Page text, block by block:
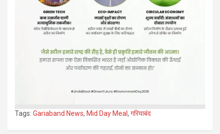
Tags: Gariaband News, Mid Day Meal , गरियाबंद